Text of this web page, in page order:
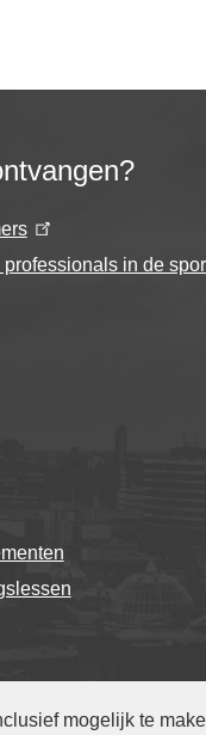
mogelijk te
in de
-Translate